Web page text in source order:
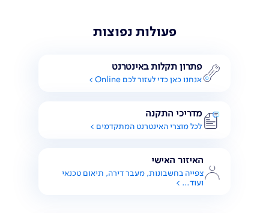
להסבר נוסף על הבדיקה
פעולות נפוצות
פתרון תקלות באינטרנט
אנחנו כאן כדי לעזור לכם Online >
מדריכי התקנה
לכל מוצרי האינטרנט המתקדמים >
האיזור האישי
צפייה בחשבונות, מעבר דירה, תיאום טכנאי
ועוד… >